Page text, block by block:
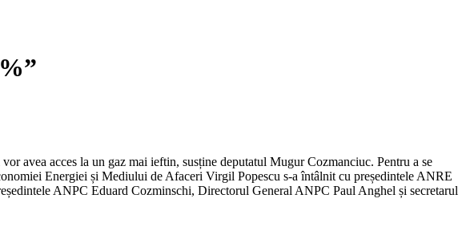
avea acces la un gaz mai ieftin, susține deputatul Mugur Cozmanciuc. Pentru a se
Energiei și Mediului de Afaceri Virgil Popescu s-a întâlnit cu președintele ANRE
ANPC Eduard Cozminschi, Directorul General ANPC Paul Anghel și secretarul